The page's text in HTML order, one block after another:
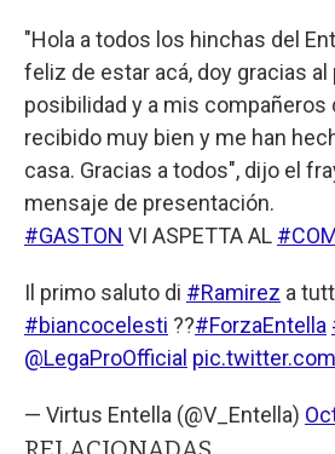
"Hola a todos los hinchas del
feliz de estar acá, doy gracias
posibilidad y a mis compañeros
recibido muy bien y me han
casa. Gracias a todos", dijo el
mensaje de presentación.
#GASTON VI ASPETTA AL
Il primo saluto di #Ramirez a
#biancocelesti ??#ForzaEntella
@LegaProOfficial
— Virtus Entella (@V_Entella)